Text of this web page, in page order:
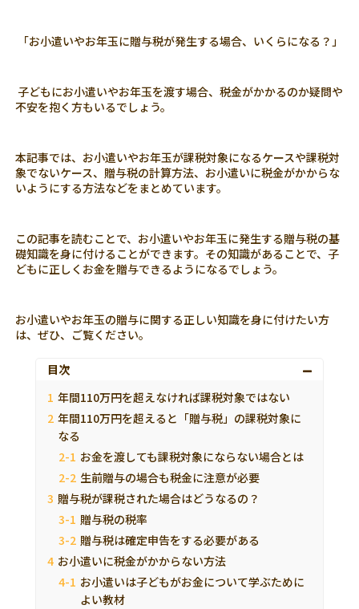
「お小遣いやお年玉に贈与税が発生する場合、いくらになる？」
子どもにお小遣いやお年玉を渡す場合、税金がかかるのか疑問や
不安を抱く方もいるでしょう。
本記事では、お小遣いやお年玉が課税対象になるケースや課税対
象でないケース、贈与税の計算方法、お小遣いに税金がかからな
いようにする方法などをまとめています。
この記事を読むことで、お小遣いやお年玉に発生する贈与税の基
礎知識を身に付けることができます。その知識があることで、子
どもに正しくお金を贈与できるようになるでしょう。
お小遣いやお年玉の贈与に関する正しい知識を身に付けたい方
は、ぜひ、ご覧ください。
目次
年間110万円を超えなければ課税対象ではない
年間110万円を超えると「贈与税」の課税対象に
なる
お金を渡しても課税対象にならない場合とは
生前贈与の場合も税金に注意が必要
贈与税が課税された場合はどうなるの？
贈与税の税率
贈与税は確定申告をする必要がある
お小遣いに税金がかからない方法
お小遣いは子どもがお金について学ぶために
よい教材